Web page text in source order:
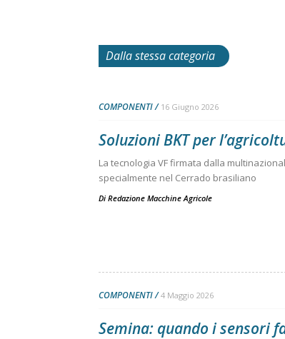
Dalla stessa categoria
COMPONENTI 16 Giugno 2026
Soluzioni BKT per
La tecnologia VF firmata dalla
specialmente nel Cerrado brasiliano
Di Redazione Macchine Agricole
COMPONENTI 4 Maggio 2026
Semina: quando i sensori